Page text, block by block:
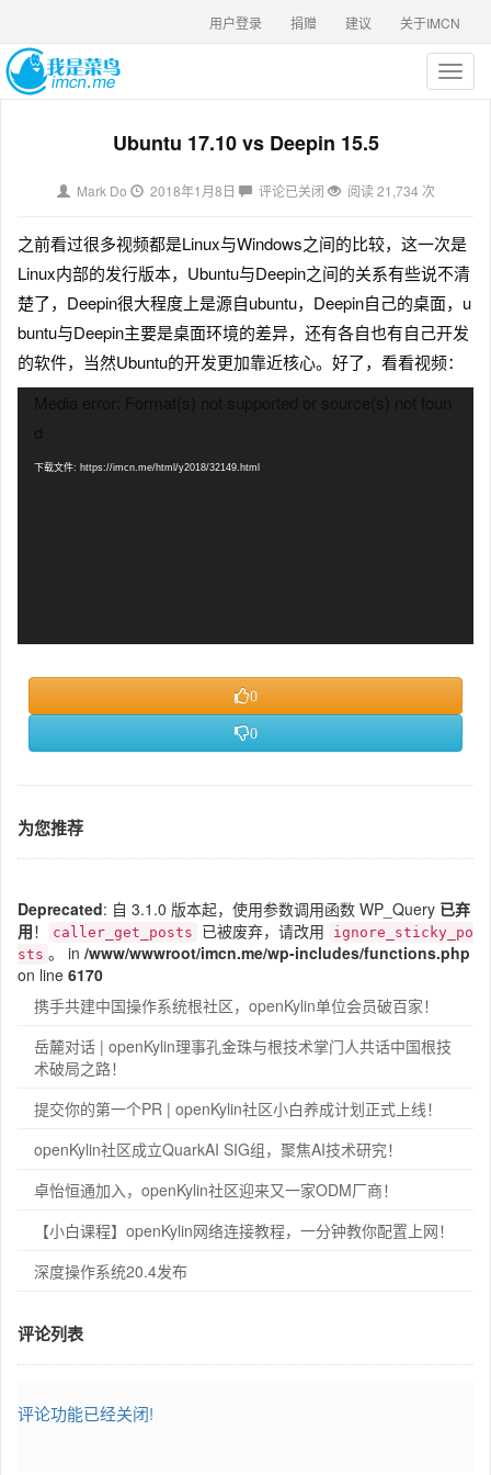
关于IMCN
建议
捐赠
用户登录
T
o
v
i
a
t
i
Ubuntu 17.10 vs Deepin 15.5
Mark Do 2018年1月8日 评论已关闭 阅读 21,734 次
之前看过很多视频都是Linux与Windows之间的比较，这一次是
Linux内部的发行版本，Ubuntu与Deepin之间的关系有些说不清
楚了，Deepin很大程度上是源自ubuntu，Deepin自己的桌面，u
buntu与Deepin主要是桌面环境的差异，还有各自也有自己开发
的软件，当然Ubuntu的开发更加靠近核心。好了，看看视频：
下载文件: https://imcn.me/html/y2018/32149.html
0
0
为您推荐
Deprecated: 自 3.1.0 版本起，使用参数调用函数 WP_Query 已弃
用！ caller_get_posts 已被废弃，请改用
ignore_sticky_po
sts 。 in /www/wwwroot/imcn.me/wp-includes/functions.php
on line 6170
携手共建中国操作系统根社区，openKylin单位会员破百家！
岳麓对话 | openKylin理事孔金珠与根技术掌门人共话中国根技
术破局之路！
提交你的第一个PR | openKylin社区小白养成计划正式上线！
openKylin社区成立QuarkAI SIG组，聚焦AI技术研究！
卓怡恒通加入，openKylin社区迎来又一家ODM厂商！
【小白课程】openKylin网络连接教程，一分钟教你配置上网！
深度操作系统20.4发布
评论列表
评论功能已经关闭!